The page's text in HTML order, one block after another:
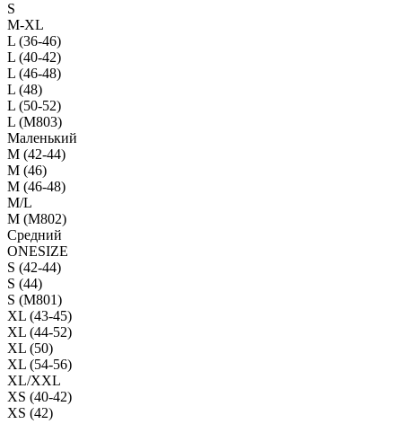
S
M-XL
L (36-46)
L (40-42)
L (46-48)
L (48)
L (50-52)
L (M803)
Маленький
М (42-44)
M (46)
M (46-48)
M/L
M (M802)
Средний
ONESIZE
S (42-44)
S (44)
S (M801)
XL (43-45)
XL (44-52)
XL (50)
XL (54-56)
XL/XXL
XS (40-42)
XS (42)